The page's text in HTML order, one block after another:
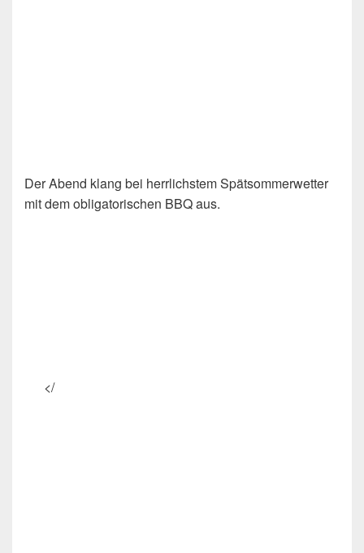
Der Abend klang bei herrlichstem Spätsommerwetter
mit dem obligatorischen BBQ aus.
</